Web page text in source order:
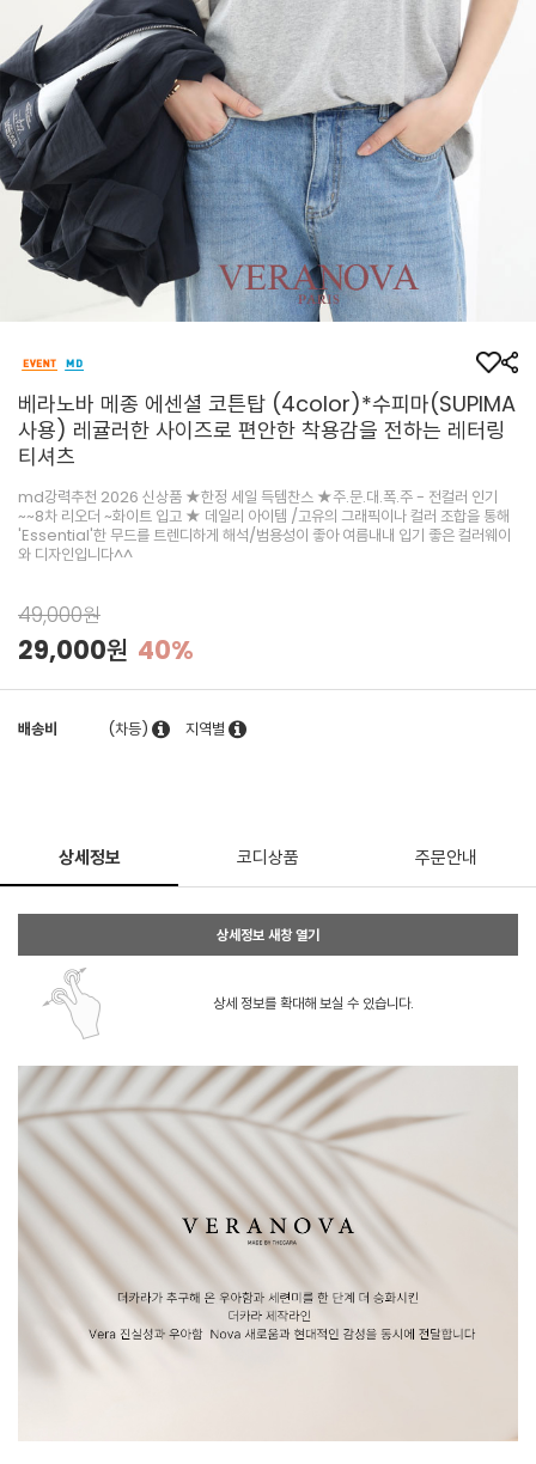
베라노바 메종 에센셜 코튼탑 (4color)*수피마(SUPIMA
사용) 레귤러한 사이즈로 편안한 착용감을 전하는 레터링
티셔츠
md강력추천 2026 신상품 ★한정 세일 득템찬스 ★주.문.대.폭.주 - 전컬러 인기
~~8차 리오더 ~화이트 입고 ★ 데일리 아이템 /고유의 그래픽이나 컬러 조합을 통해
'Essential'한 무드를 트렌디하게 해석/범용성이 좋아 여름내내 입기 좋은 컬러웨이
와 디자인입니다^^
49,000원
29,000원 40%
배송비 (차등) 지역별
상세정보 코디상품 주문안내
상세정보 새창 열기
상세 정보를 확대해 보실 수 있습니다.